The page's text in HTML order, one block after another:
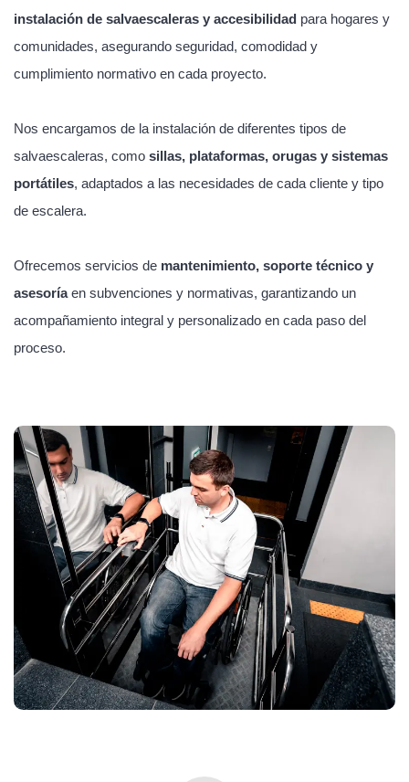
instalación de salvaescaleras y accesibilidad para hogares y
comunidades, asegurando seguridad, comodidad y
cumplimiento normativo en cada proyecto.
Nos encargamos de la instalación de diferentes tipos de
salvaescaleras, como sillas, plataformas, orugas y sistemas
portátiles, adaptados a las necesidades de cada cliente y tipo
de escalera.
Ofrecemos servicios de mantenimiento, soporte técnico y
asesoríaen subvenciones y normativas, garantizando un
acompañamiento integral y personalizado en cada paso del
proceso.